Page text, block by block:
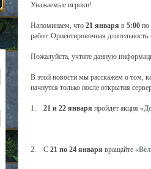
Уважаемые игроки!
Напоминаем, что 21 января в 5:00 по
работ. Ориентировочная
Пожалуйста, учтите данную
В этой новости мы расскажем о том,
начнутся только после открытия
1. 21 и 22 января пройдет акция
2. С 21 по 24 января вращайте